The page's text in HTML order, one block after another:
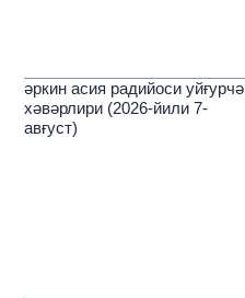
әркин асия радийоси уйғурчә
хәвәрлири (2026-йили 7-
авғуст)